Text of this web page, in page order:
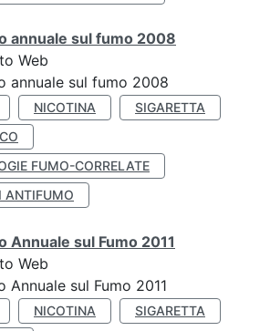
annuale sul fumo 2008
Web
annuale sul fumo 2008
NICOTINA
SIGARETTA
FUMO-CORRELATE
ANTIFUMO
Annuale sul Fumo 2011
Web
Annuale sul Fumo 2011
NICOTINA
SIGARETTA